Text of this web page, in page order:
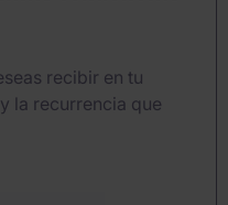
recibir en tu
la recurrencia que